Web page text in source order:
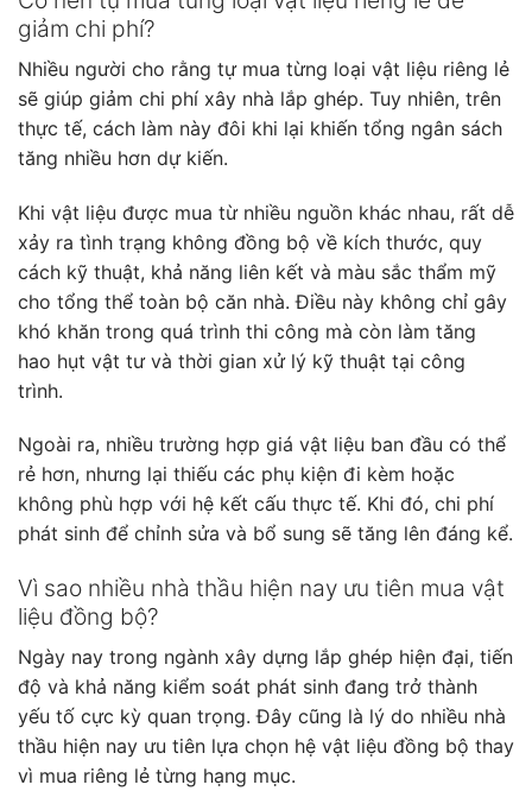
giảm chi phí?
Nhiều người cho rằng tự mua từng loại vật liệu riêng lẻ
sẽ giúp giảm chi phí xây nhà lắp ghép. Tuy nhiên, trên
thực tế, cách làm này đôi khi lại khiến tổng ngân sách
tăng nhiều hơn dự kiến.
Khi vật liệu được mua từ nhiều nguồn khác nhau, rất dễ
xảy ra tình trạng không đồng bộ về kích thước, quy
cách kỹ thuật, khả năng liên kết và màu sắc thẩm mỹ
cho tổng thể toàn bộ căn nhà. Điều này không chỉ gây
khó khăn trong quá trình thi công mà còn làm tăng
hao hụt vật tư và thời gian xử lý kỹ thuật tại công
trình.
Ngoài ra, nhiều trường hợp giá vật liệu ban đầu có thể
rẻ hơn, nhưng lại thiếu các phụ kiện đi kèm hoặc
không phù hợp với hệ kết cấu thực tế. Khi đó, chi phí
phát sinh để chỉnh sửa và bổ sung sẽ tăng lên đáng kể.
Vì sao nhiều nhà thầu hiện nay ưu tiên mua vật
liệu đồng bộ?
Ngày nay trong ngành xây dựng lắp ghép hiện đại, tiến
độ và khả năng kiểm soát phát sinh đang trở thành
yếu tố cực kỳ quan trọng. Đây cũng là lý do nhiều nhà
thầu hiện nay ưu tiên lựa chọn hệ vật liệu đồng bộ thay
vì mua riêng lẻ từng hạng mục.